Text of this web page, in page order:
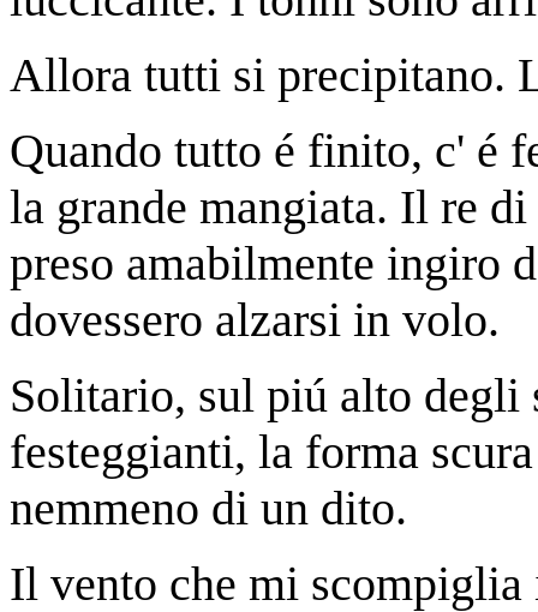
Allora tutti si precipitano.
Quando tutto é finito, c' é
la grande mangiata. Il re
preso amabilmente ingiro
dovessero alzarsi in volo.
Solitario, sul piú alto
festeggianti, la forma
nemmeno di un dito.
Il vento che mi